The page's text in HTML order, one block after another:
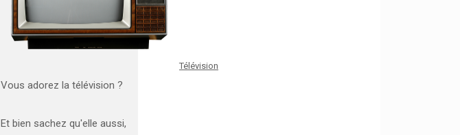
Télévision
Vous adorez la télévision ?
Et bien sachez qu'elle aussi,